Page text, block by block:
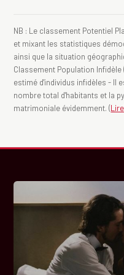
NB : Le classement Potentiel
et mixant les statistiques
ainsi que la situation
Classement Population
estimé d'individus infidèles - Il
nombre total d'habitants et la
matrimoniale évidemment. (Lire